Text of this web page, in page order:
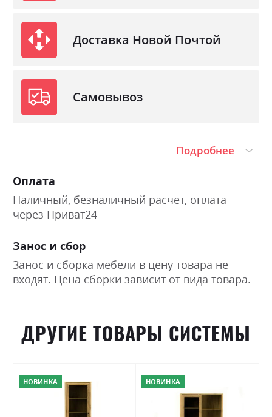
Доставка Новой Почтой
Самовывоз
Подробнее
Оплата
Наличный, безналичный расчет, оплата
через Приват24
Занос и сбор
Занос и сборка мебели в цену товара не
входят. Цена сборки зависит от вида товара.
ДРУГИЕ ТОВАРЫ СИСТЕМЫ
НОВИНКА НОВИНКА